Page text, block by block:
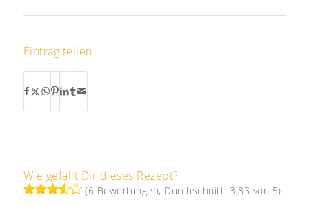
Eintrag teilen
Wie gefällt Dir dieses Rezept?
(6 Bewertungen, Durchschnitt: 3,83 von 5)